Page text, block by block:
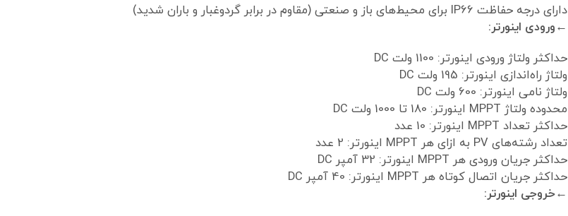
دارای درجه حفاظت IP66 برای محیط‌های باز و صنعتی (مقاوم در برابر گردوغبار و باران شدید)
←ورودی اینورتر:
حداکثر ولتاژ ورودی اینورتر: 1100 ولت DC
ولتاژ راه‌اندازی اینورتر: 195 ولت DC
ولتاژ نامی اینورتر: 600 ولت DC
محدوده ولتاژ MPPT اینورتر: 180 تا 1000 ولت DC
حداکثر تعداد MPPT اینورتر: 10 عدد
تعداد رشته‌های PV به ازای هر MPPT اینورتر: 2 عدد
حداکثر جریان ورودی هر MPPT اینورتر: 32 آمپر DC
حداکثر جریان اتصال کوتاه هر MPPT اینورتر: 40 آمپر DC
←خروجی اینورتر: